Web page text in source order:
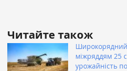
Читайте також
Широкорядний
міжряддям 25
урожайність